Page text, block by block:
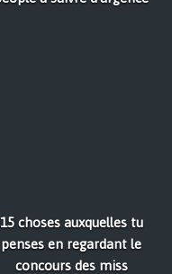
15 choses auxquelles tu
penses en regardant le
concours des miss